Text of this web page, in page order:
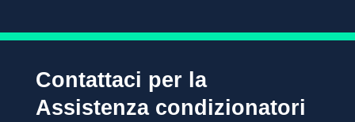
Contattaci per la
Assistenza condizionatori